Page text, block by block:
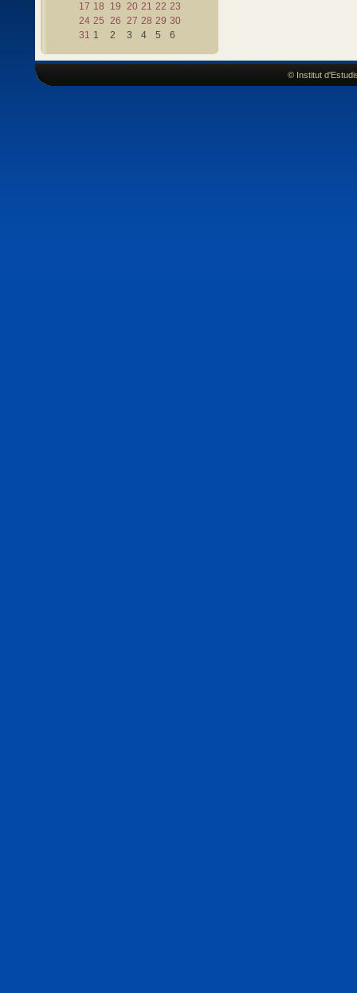
17 18 19 20 21 22 23
24 25 26 27 28 29 30
31 1 2 3 4 5 6
© Institut